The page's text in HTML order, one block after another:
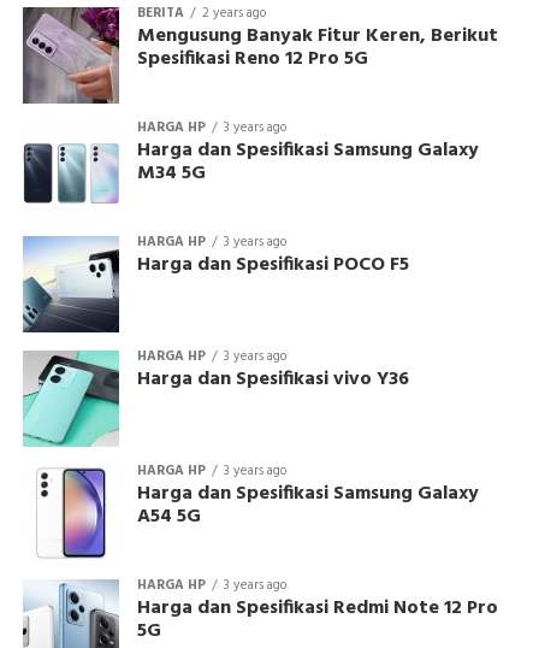
BERITA 2 years ago
Mengusung Banyak Fitur Keren, Berikut
Spesifikasi Reno 12 Pro 5G
HARGA HP 3 years ago
Harga dan Spesifikasi Samsung Galaxy
M34 5G
HARGA HP 3 years ago
Harga dan Spesifikasi POCO F5
HARGA HP 3 years ago
Harga dan Spesifikasi vivo Y36
HARGA HP 3 years ago
Harga dan Spesifikasi Samsung Galaxy
A54 5G
HARGA HP 3 years ago
Harga dan Spesifikasi Redmi Note 12 Pro
5G